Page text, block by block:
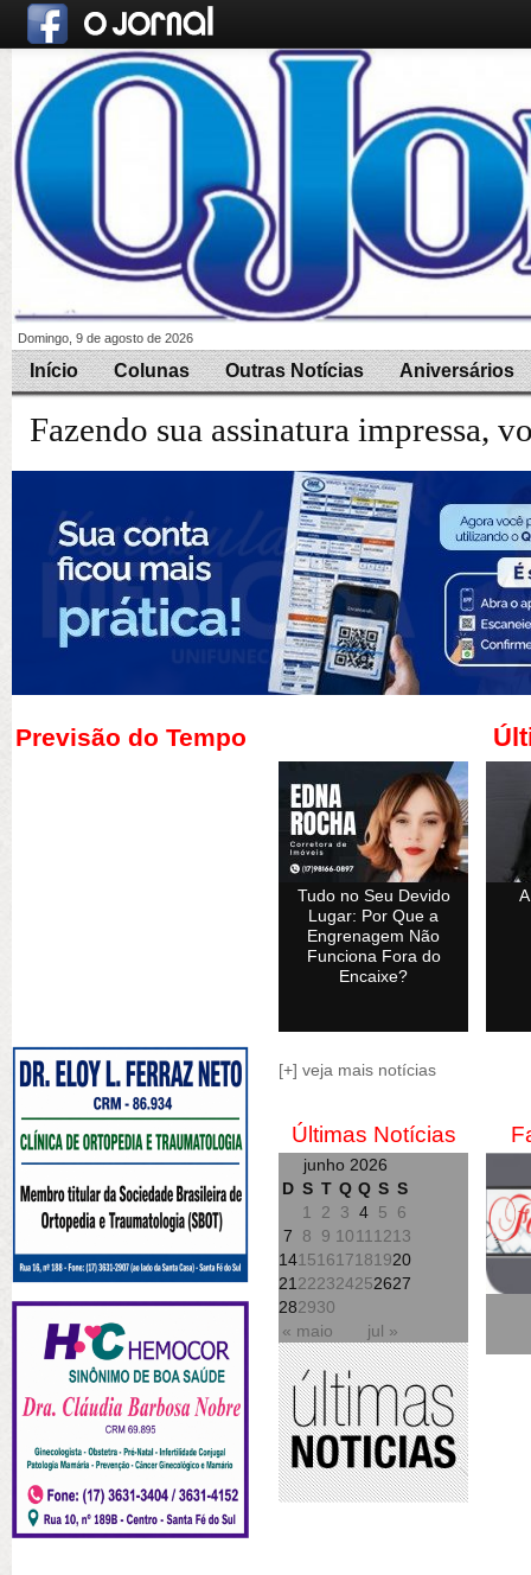
Domingo, 9 de agosto de 2026
Início Colunas Outras Notícias Aniversários
Fazendo sua assinatura impressa,
Previsão do Tempo
Tudo no Seu Devido
Lugar: Por Que a
Engrenagem Não
Funciona Fora do
Encaixe?
[+] veja mais notícias
Últimas Notícias
junho 2026
D S T Q Q S S
« maio jul »
1 2 3 4 5
6
7
8 9 1011 1213
14151617181920
21 222324252627
282930